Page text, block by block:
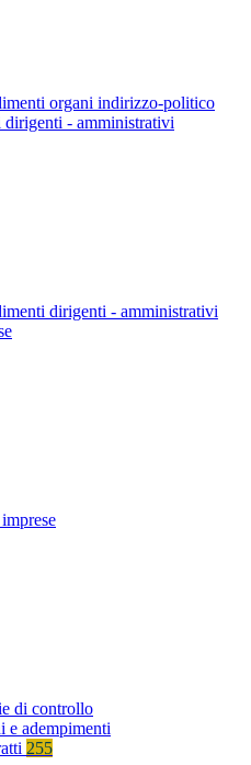
organi indirizzo-politico
dirigenti - amministrativi
dirigenti - amministrativi
di controllo
e adempimenti
255